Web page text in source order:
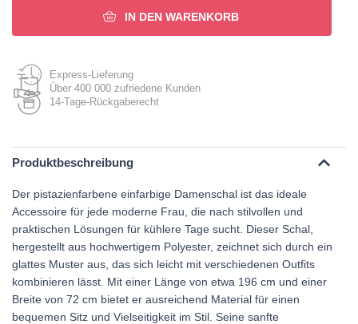
IN DEN WARENKORB
Express-Lieferung
Über 400 000 zufriedene Kunden
14-Tage-Rückgaberecht
Produktbeschreibung
Der pistazienfarbene einfarbige Damenschal ist das ideale
Accessoire für jede moderne Frau, die nach stilvollen und
praktischen Lösungen für kühlere Tage sucht. Dieser Schal,
hergestellt aus hochwertigem Polyester, zeichnet sich durch ein
glattes Muster aus, das sich leicht mit verschiedenen Outfits
kombinieren lässt. Mit einer Länge von etwa 196 cm und einer
Breite von 72 cm bietet er ausreichend Material für einen
bequemen Sitz und Vielseitigkeit im Stil. Seine sanfte